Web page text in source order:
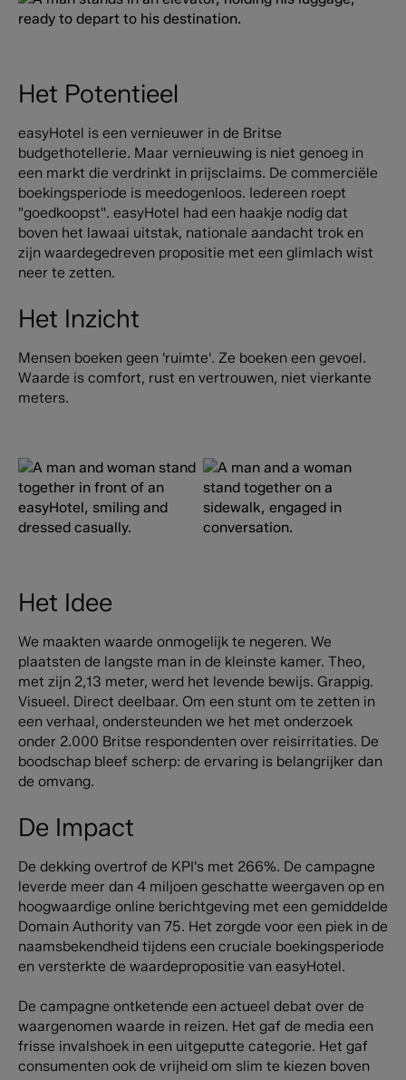
Het Potentieel
easyHotel is een vernieuwer in de Britse
budgethotellerie. Maar vernieuwing is niet genoeg in
een markt die verdrinkt in prijsclaims. De commerciële
boekingsperiode is meedogenloos. Iedereen roept
"goedkoopst". easyHotel had een haakje nodig dat
boven het lawaai uitstak, nationale aandacht trok en
zijn waardegedreven propositie met een glimlach wist
neer te zetten.
Het Inzicht
Mensen boeken geen 'ruimte'. Ze boeken een gevoel.
Waarde is comfort, rust en vertrouwen, niet vierkante
meters.
Het Idee
We maakten waarde onmogelijk te negeren. We
plaatsten de langste man in de kleinste kamer. Theo,
met zijn 2,13 meter, werd het levende bewijs. Grappig.
Visueel. Direct deelbaar. Om een stunt om te zetten in
een verhaal, ondersteunden we het met onderzoek
onder 2.000 Britse respondenten over reisirritaties. De
boodschap bleef scherp: de ervaring is belangrijker dan
de omvang.
De Impact
De dekking overtrof de KPI's met 266%. De campagne
leverde meer dan 4 miljoen geschatte weergaven op en
hoogwaardige online berichtgeving met een gemiddelde
Domain Authority van 75. Het zorgde voor een piek in de
naamsbekendheid tijdens een cruciale boekingsperiode
en versterkte de waardepropositie van easyHotel.
De campagne ontketende een actueel debat over de
waargenomen waarde in reizen. Het gaf de media een
frisse invalshoek in een uitgeputte categorie. Het gaf
consumenten ook de vrijheid om slim te kiezen boven